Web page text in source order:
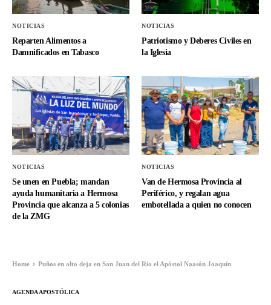
NOTICIAS
Reparten Alimentos a
Damnificados en Tabasco
NOTICIAS
Patriotismo y Deberes Civiles en
la Iglesia
NOTICIAS
Se unen en Puebla; mandan
ayuda humanitaria a Hermosa
Provincia que alcanza a 5 colonias
de la ZMG
NOTICIAS
Van de Hermosa Provincia al
Periférico, y regalan agua
embotellada a quien no conocen
Home Puños en alto deja en San Juan del Río el Apóstol Naasón Joaquín
AGENDA APOSTÓLICA